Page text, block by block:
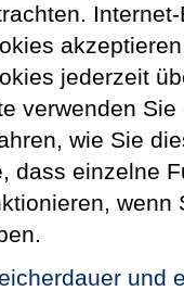
jederzeit
verwenden
wie Sie
dass einzelne
wenn
und